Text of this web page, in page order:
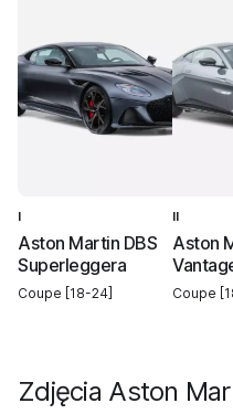
I
Aston Martin DBS
Superleggera
Coupe [18-24]
II
Aston
Coupe
Zdjęcia Aston